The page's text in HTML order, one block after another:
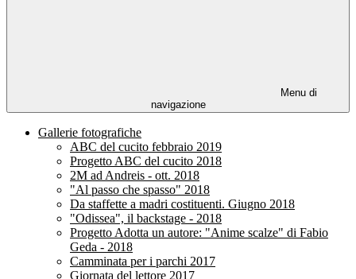
Menu di
navigazione
Gallerie fotografiche
ABC del cucito febbraio 2019
Progetto ABC del cucito 2018
2M ad Andreis - ott. 2018
"Al passo che spasso" 2018
Da staffette a madri costituenti. Giugno 2018
"Odissea", il backstage - 2018
Progetto Adotta un autore: "Anime scalze" di Fabio
Geda - 2018
Camminata per i parchi 2017
Giornata del lettore 2017